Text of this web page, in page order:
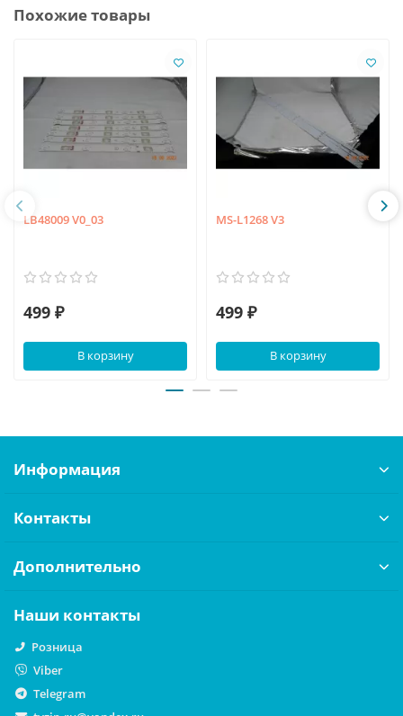
Похожие товары
LB48009 V0_03
499 ₽
В корзину
MS-L1268 V3
499 ₽
В корзину
Информация
Контакты
Дополнительно
Наши контакты
Розница
Viber
Telegram